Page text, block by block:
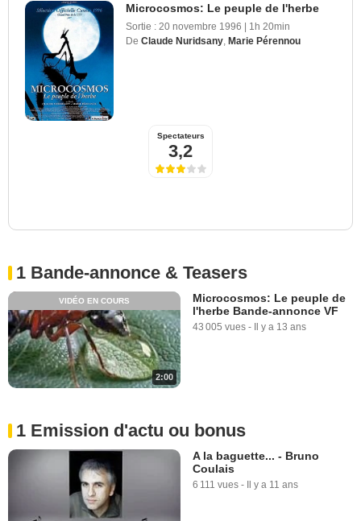
Microcosmos: Le peuple de l'herbe
Sortie : 20 novembre 1996 | 1h 20min
De Claude Nuridsany Marie Pérennou
Spectateurs
3,2
1 Bande-annonce & Teasers
2:00
VIDÉO EN COURS
Microcosmos: Le peuple de
l'herbe Bande-annonce VF
43 005 vues - Il y a 13 ans
1 Emission d'actu ou bonus
A la baguette... - Bruno
Coulais
6 111 vues - Il y a 11 ans